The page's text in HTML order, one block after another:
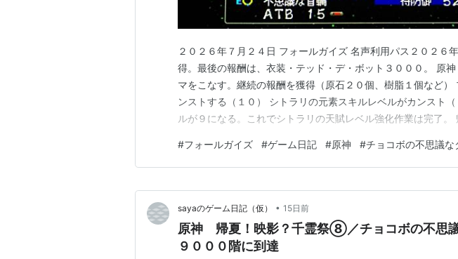
２０２６年７月２４日 フォールガイズ 名声利用パス２０２６
得。最後の報酬は、衣装・テッド・デ・ボット３０００。 原
マをこなす。継続の報酬を獲得（原石２０個、樹脂１個など）
ンストする（１０） シトラリの元素スキルレベルがカンスト
ルが９になる。これでシトラリの天賦レベル強化作業は完了
ていた家を発見する。 綺麗な花が生い茂っている。この庭園の
ンドローネが行っていた。 天気がいい日は、車椅子…
#フォールガイズ #ゲーム日記 #原神 #チョコボの不思議な
sayaのゲーム日記（仮） • 15日前
原神 帰夏！映影？千霊祭⑧／チョコボの不思
９０００階に到達